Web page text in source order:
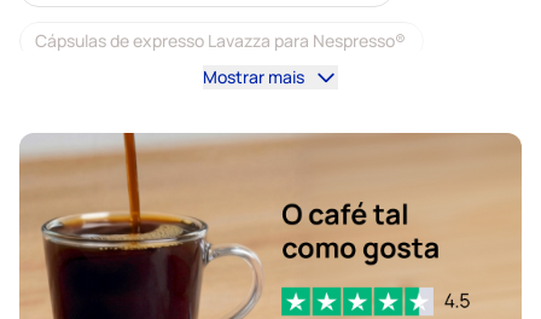
Cápsulas de expresso Lavazza para Nespresso®
Cápsulas de café Friends para Nespresso®
Cápsulas de café Gimoka para Nespresso®
Cápsulas Jacobs para Nespresso®
Cápsulas de café forte para Nespresso®
Mostrar mais